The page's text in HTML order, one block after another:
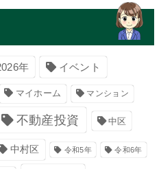
年 イベント
マイホーム マンション
不動産投資 中区
中村区 令和5年 令和6年